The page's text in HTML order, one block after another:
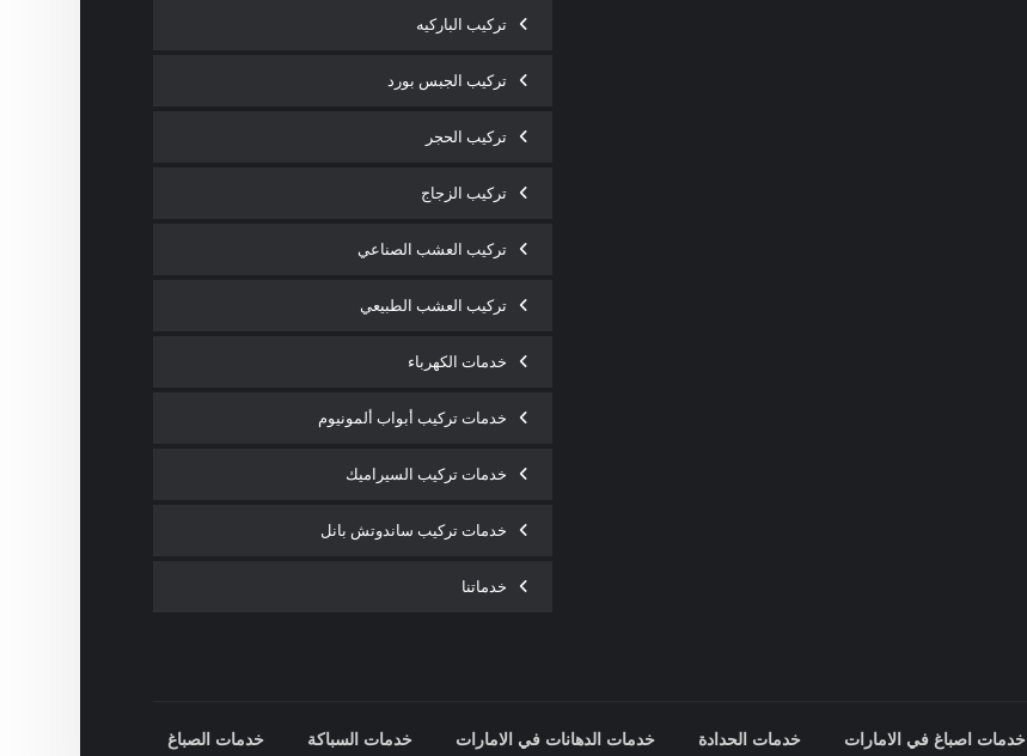
تركيب الباركيه
تركيب الجبس بورد
تركيب الحجر
تركيب الزجاج
تركيب العشب الصناعي
تركيب العشب الطبيعي
خدمات الكهرباء
خدمات تركيب أبواب ألمونيوم
خدمات تركيب السيراميك
خدمات تركيب ساندوتش بانل
خدماتنا
خدمات اصباغ في الامارات خدمات الحدادة خدمات الدهانات في الامارات خدمات السباكة خدمات الصباغ